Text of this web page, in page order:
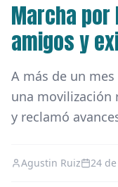
Marcha por
amigos y
A más de un
una movilización
y reclamó
Agustin Ruiz 24